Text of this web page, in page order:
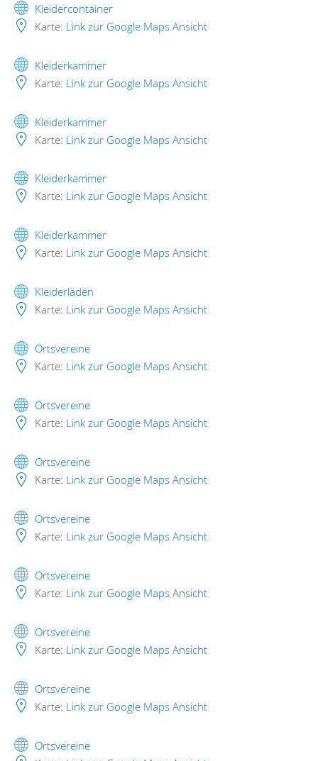
Kleidercontainer
Karte: Link zur Google Maps Ansicht
Kleiderkammer
Karte: Link zur Google Maps Ansicht
Kleiderkammer
Karte: Link zur Google Maps Ansicht
Kleiderkammer
Karte: Link zur Google Maps Ansicht
Kleiderkammer
Karte: Link zur Google Maps Ansicht
Kleiderläden
Karte: Link zur Google Maps Ansicht
Ortsvereine
Karte: Link zur Google Maps Ansicht
Ortsvereine
Karte: Link zur Google Maps Ansicht
Ortsvereine
Karte: Link zur Google Maps Ansicht
Ortsvereine
Karte: Link zur Google Maps Ansicht
Ortsvereine
Karte: Link zur Google Maps Ansicht
Ortsvereine
Karte: Link zur Google Maps Ansicht
Ortsvereine
Karte: Link zur Google Maps Ansicht
Ortsvereine